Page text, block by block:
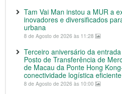
Tam Vai Man instou a MUR a
inovadores e diversificados
urbana
8 de Agosto de 2026 às 11:28
Terceiro aniversário da
Posto de Transferência de
de Macau da Ponte Hong
conectividade logística
8 de Agosto de 2026 às 10:00